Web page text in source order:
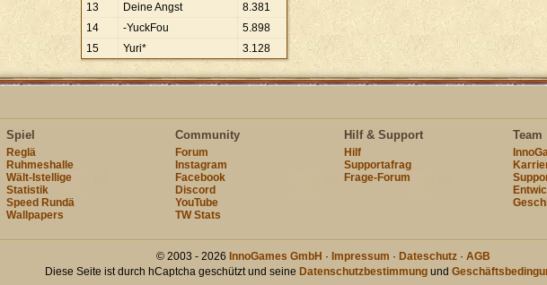
13
Deine Angst 8.381
14
-YuckFou 5.898
15
Yuri* 3.128
Spiel
Reglä
Ruhmeshalle
Wält-Istellige
Statistik
Speed Rundä
Wallpapers
Community
Forum
Instagram
Facebook
Discord
YouTube
TW Stats
Hilf & Support
Hilf
Supportafrag
Frage-Forum
Team
© 2003 - 2026 InnoGames GmbH · Impressum · Dateschutz · AGB
Diese Seite ist durch hCaptcha geschützt und seine Datenschutzbestimmung und